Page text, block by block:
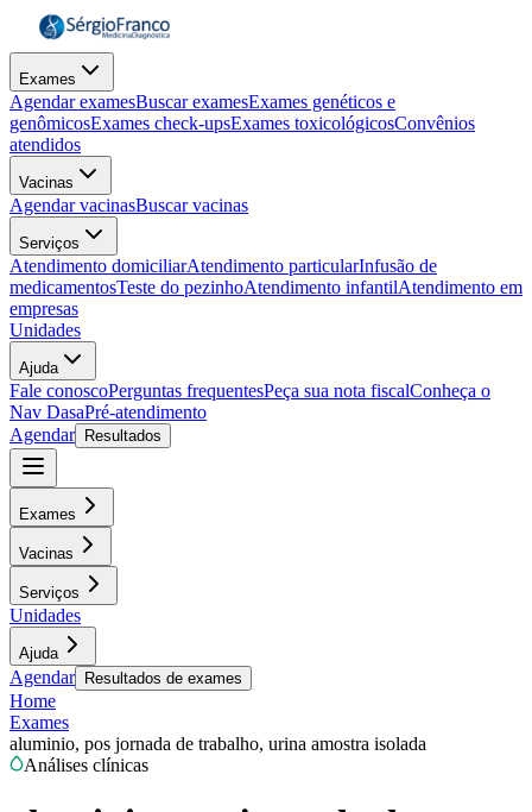
Exames
Agendar examesBuscar examesExames genéticos e
genômicosExames check-upsExames toxicológicosConvênios
atendidos
Vacinas
Agendar vacinasBuscar vacinas
Serviços
Atendimento domiciliarAtendimento particularInfusão de
medicamentosTeste do pezinhoAtendimento infantilAtendimento em
empresas
Unidades
Ajuda
Fale conoscoPerguntas frequentesPeça sua nota fiscalConheça o
Nav DasaPré-atendimento
Agendar
Resultados
Exames
Vacinas
Serviços
Unidades
Ajuda
Agendar Resultados de exames
Home
Exames
aluminio, pos jornada de trabalho, urina amostra isolada
Análises clínicas